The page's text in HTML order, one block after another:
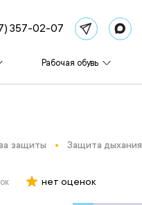
357-02-07
Рабочая обувь
защиты Защита дыхания
нет оценок